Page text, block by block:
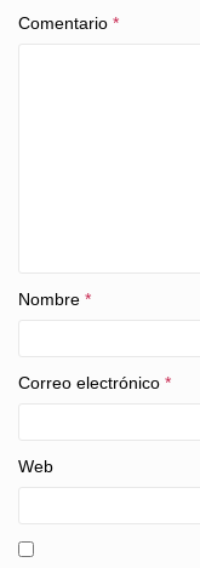
Comentario *
Nombre *
Correo electrónico *
Web